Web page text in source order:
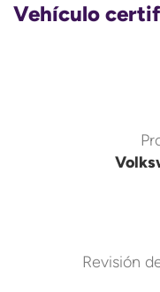
Vehículo
Revisión